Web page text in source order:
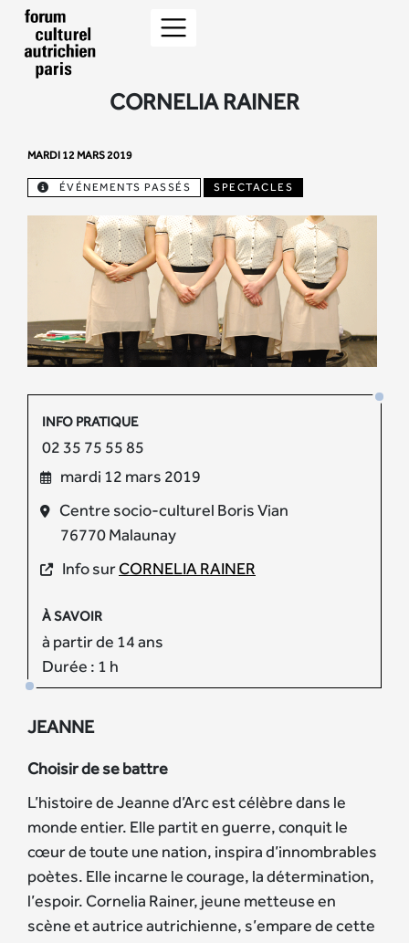
CORNELIA RAINER
MARDI 12 MARS 2019
ÉVÉNEMENTS PASSÉS SPECTACLES
INFO PRATIQUE
02 35 75 55 85
mardi 12 mars 2019
Centre socio-culturel Boris Vian
76770 Malaunay
Info surCORNELIA RAINER
À SAVOIR
à partir de 14 ans
Durée : 1 h
JEANNE
Choisir de se battre
L’histoire de Jeanne d’Arc est célèbre dans le
monde entier. Elle partit en guerre, conquit le
cœur de toute une nation, inspira d’innombrables
poètes. Elle incarne le courage, la détermination,
l’espoir. Cornelia Rainer, jeune metteuse en
scène et autrice autrichienne, s’empare de cette